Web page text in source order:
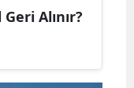
Alınır?